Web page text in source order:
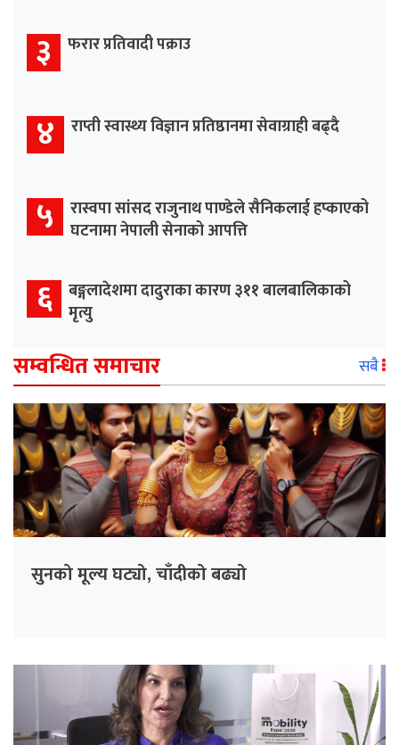
३ फरार प्रतिवादी पक्राउ
४ राप्ती स्वास्थ्य विज्ञान प्रतिष्ठानमा सेवाग्राही बढ्दै
५
रास्वपा सांसद राजुनाथ पाण्डेले सैनिकलाई हप्काएको
घटनामा नेपाली सेनाको आपत्ति
६ बङ्गलादेशमा दादुराका कारण ३११ बालबालिकाको
मृत्यु
सम्वन्धित समाचार सबै
सुनको मूल्य घट्यो, चाँदीको बढ्यो